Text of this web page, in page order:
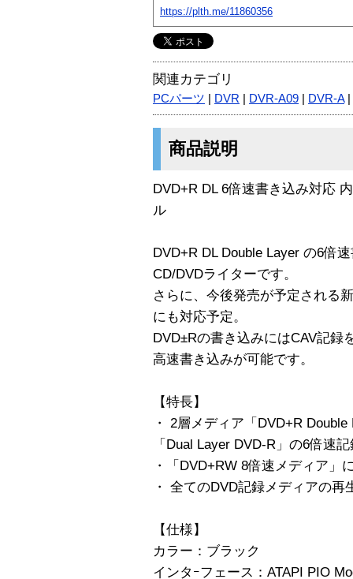
https://plth.me/11860356
関連カテゴリ
PCパーツ DVR DVR-A09 DVR-A|
商品説明
DVD+R DL 6倍速書き込み対応
ル
DVD+R DL Double Layer の6倍
CD/DVDライターです。
さらに、今後発売が予定される
にも対応予定。
DVD±Rの書き込みにはCAV記録
高速書き込みが可能です。
【特長】
・ 2層メディア「DVD+R
「Dual Layer DVD-R」の6倍速
・「DVD+RW 8倍速メディア」
・ 全てのDVD記録メディアの再
【仕様】
カラー：ブラック
インタｰフェース：ATAPI PIO